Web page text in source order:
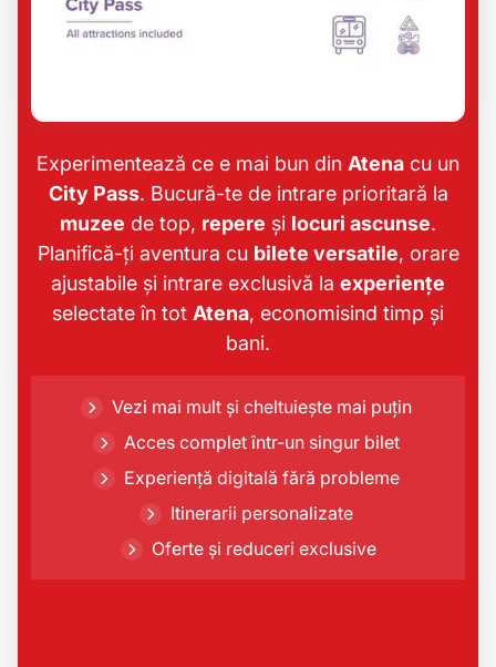
Experimentează ce e mai bun din Atena cu un
City Pass. Bucură-te de intrare prioritară la
muzee de top, repere și locuri ascunse.
Planifică-ți aventura cu bilete versatile, orare
ajustabile și intrare exclusivă la experiențe
selectate în tot Atena, economisind timp și
bani.
Vezi mai mult și cheltuiește mai puțin
Acces complet într-un singur bilet
Experiență digitală fără probleme
Itinerarii personalizate
Oferte și reduceri exclusive